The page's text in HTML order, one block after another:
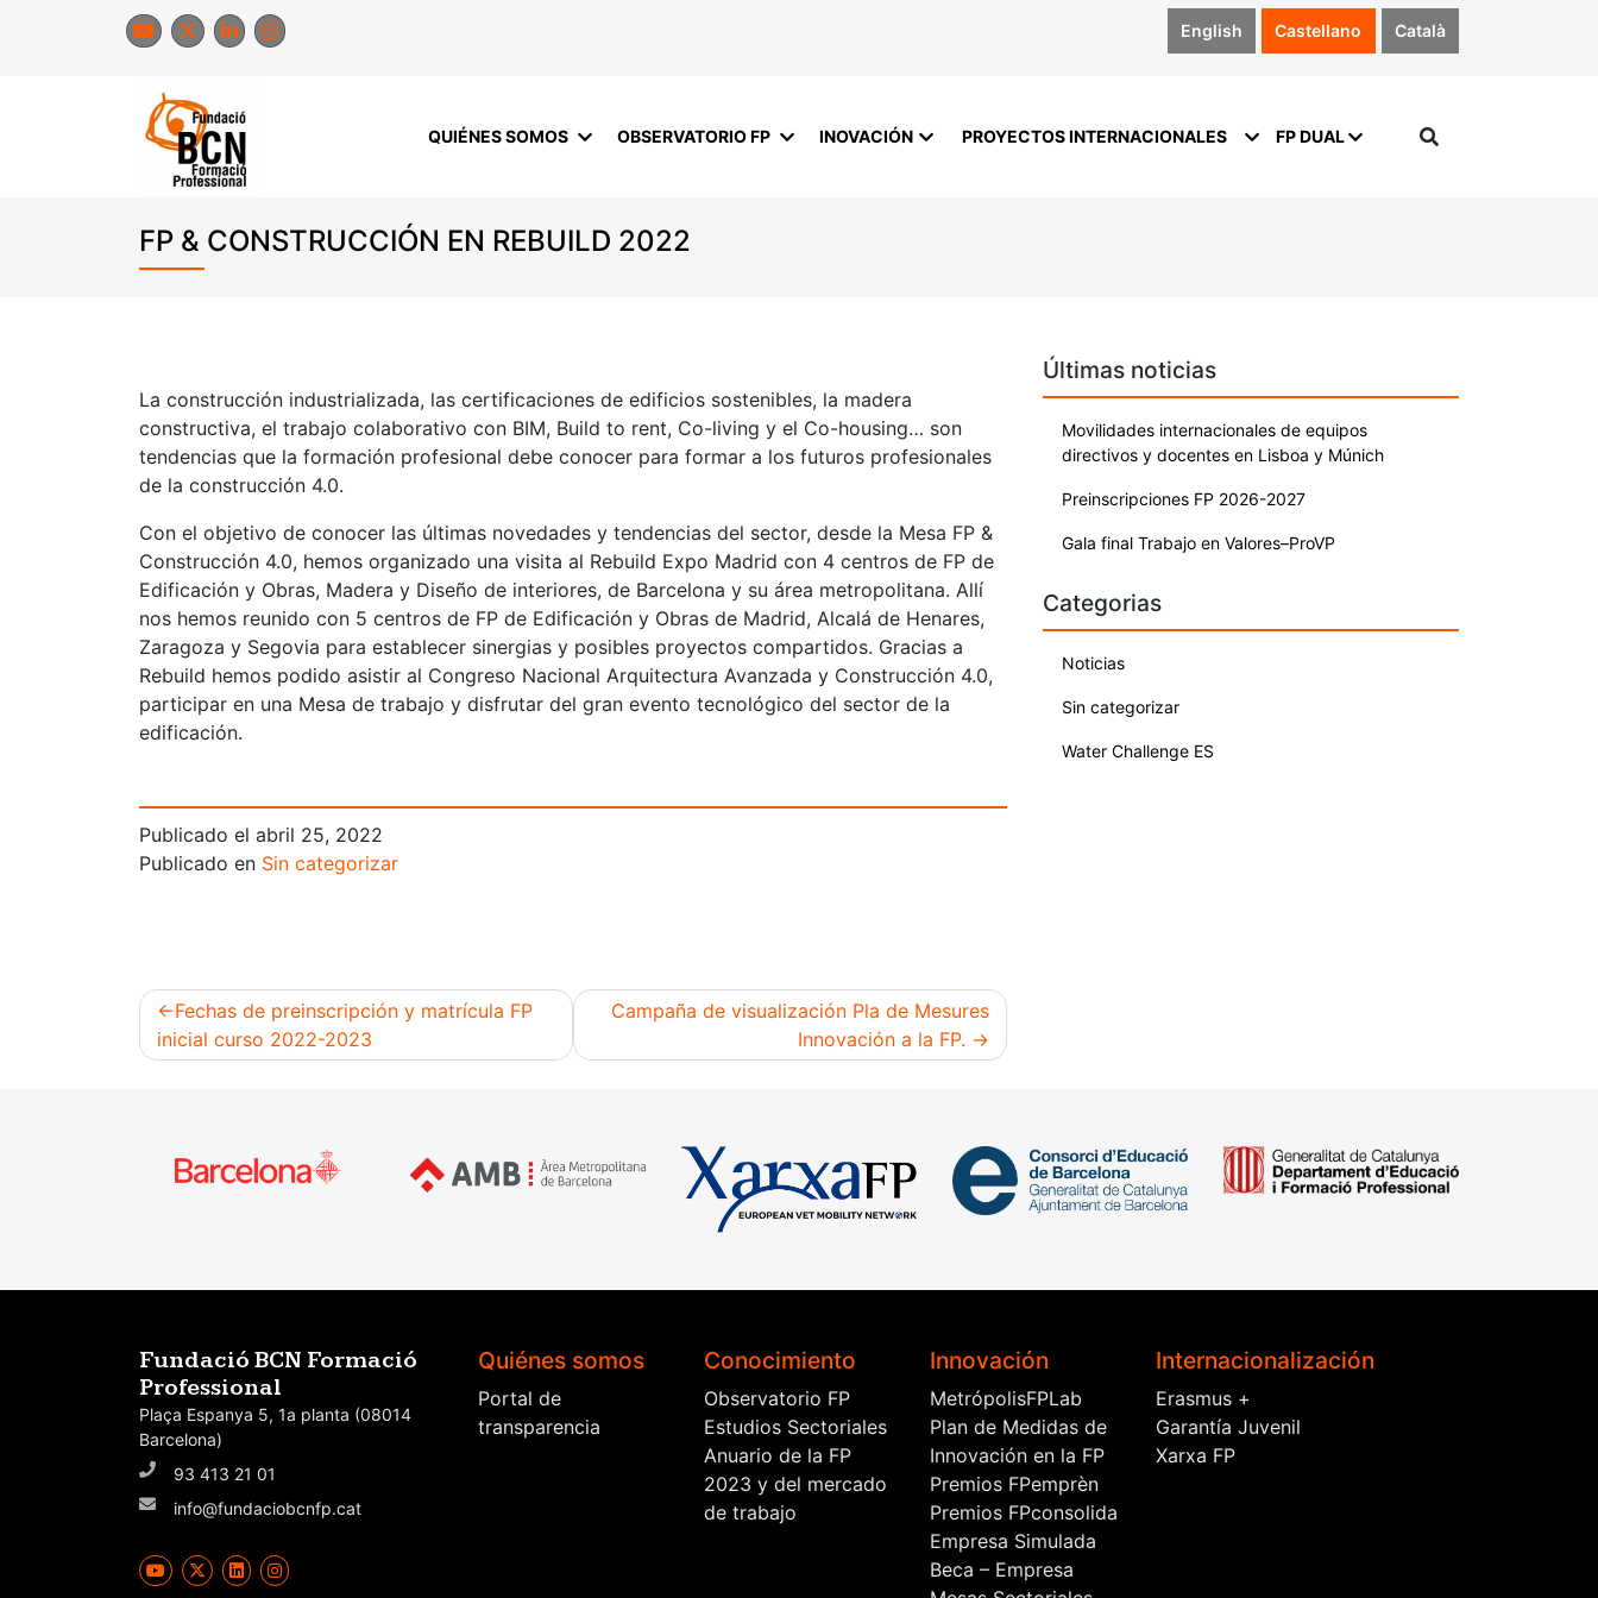
English Castellano Català
FP & CONSTRUCCIÓN EN REBUILD 2022
QUIÉNES SOMOS OBSERVATORIO FP INOVACIÓN PROYECTOS INTERNACIONALES FP DUAL
La construcción industrializada, las certificaciones de edificios sostenibles, la madera
constructiva, el trabajo colaborativo con BIM, Build to rent, Co-living y el Co-housing… son
tendencias que la formación profesional debe conocer para formar a los futuros profesionales
de la construcción 4.0.
Con el objetivo de conocer las últimas novedades y tendencias del sector, desde la Mesa FP &
Construcción 4.0, hemos organizado una visita al Rebuild Expo Madrid con 4 centros de FP de
Edificación y Obras, Madera y Diseño de interiores, de Barcelona y su área metropolitana. Allí
nos hemos reunido con 5 centros de FP de Edificación y Obras de Madrid, Alcalá de Henares,
Zaragoza y Segovia para establecer sinergias y posibles proyectos compartidos. Gracias a
Rebuild hemos podido asistir al Congreso Nacional Arquitectura Avanzada y Construcción 4.0,
participar en una Mesa de trabajo y disfrutar del gran evento tecnológico del sector de la
edificación.
Publicado el abril 25, 2022
Publicado en Sin categorizar
Navegación
entradas
Fechas de preinscripción y matrícula FP
inicial curso 2022-2023
Campaña de visualización Pla de Mesures
Innovación a la FP.
Últimas noticias
Movilidades internacionales de equipos
directivos y docentes en Lisboa y Múnich
Preinscripciones FP 2026-2027
Gala final Trabajo en Valores–ProVP
Categorias
Noticias
Sin categorizar
Water Challenge ES
Fundació BCN Formació
Professional
Plaça Espanya 5, 1a planta (08014
Barcelona)
93 413 21 01
info@fundaciobcnfp.cat
Quiénes somos
Portal de
transparencia
Conocimiento
Observatorio FP
Estudios Sectoriales
Anuario de la FP
2023 y del mercado
de trabajo
Innovación
MetrópolisFPLab
Plan de Medidas de
Innovación en la FP
Premios FPemprèn
Premios FPconsolida
Empresa Simulada
Beca – Empresa
Internacionalización
Erasmus +
Garantía Juvenil
Xarxa FP